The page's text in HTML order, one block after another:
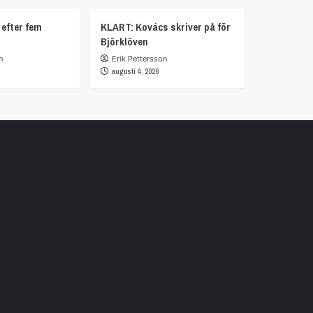
fem
KLART: Kovács skriver på för
Björklöven
Erik Pettersson
augusti 4, 2026